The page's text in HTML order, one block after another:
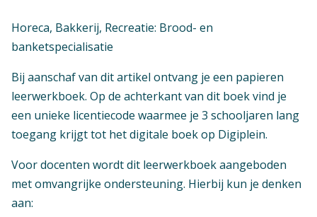
Horeca, Bakkerij, Recreatie: Brood- en
banketspecialisatie
Bij aanschaf van dit artikel ontvang je een papieren
leerwerkboek. Op de achterkant van dit boek vind je
een unieke licentiecode waarmee je 3 schooljaren lang
toegang krijgt tot het digitale boek op Digiplein.
Voor docenten wordt dit leerwerkboek aangeboden
met omvangrijke ondersteuning. Hierbij kun je denken
aan: